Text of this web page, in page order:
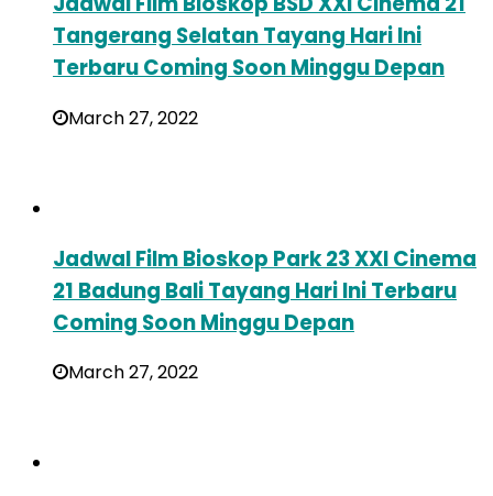
Tangerang Selatan Tayang Hari Ini
Terbaru Coming Soon Minggu Depan
March 27, 2022
Jadwal Film Bioskop Park 23 XXI Cinema
21 Badung Bali Tayang Hari Ini Terbaru
Coming Soon Minggu Depan
March 27, 2022